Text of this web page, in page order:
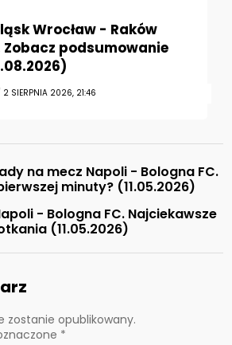
Wrocław - Raków
podsumowanie
2 SIERPNIA 2026, 21:46
na mecz Napoli - Bologna FC.
minuty? (11.05.2026)
- Bologna FC. Najciekawsze
(11.05.2026)
zostanie opublikowany.
*